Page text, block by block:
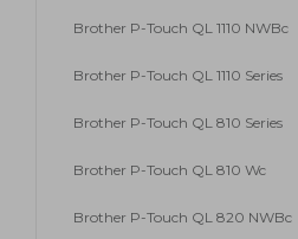
Brother P-Touch QL 1110 NWBc
Brother P-Touch QL 1110 Series
Brother P-Touch QL 810 Series
Brother P-Touch QL 810 Wc
Brother P-Touch QL 820 NWBc